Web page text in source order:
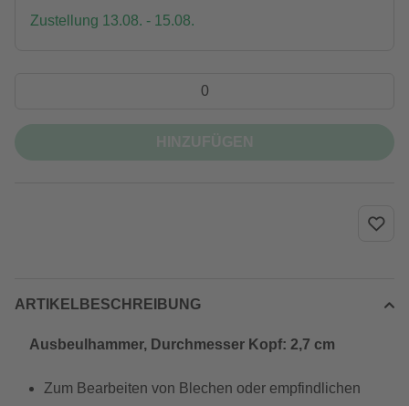
Zustellung 13.08. - 15.08.
ARTIKELBESCHREIBUNG
Ausbeulhammer, Durchmesser Kopf: 2,7 cm
Zum Bearbeiten von Blechen oder empfindlichen